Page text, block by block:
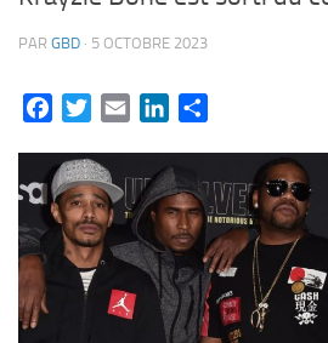
PAR GBD · 5 OCTOBRE 2023
FacebookTwitterEmail LinkedIn